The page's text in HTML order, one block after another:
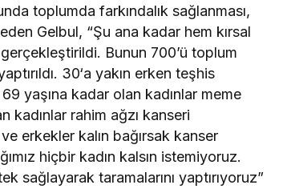
toplumda farkındalık sağlanması,
Gelbul, “Şu ana kadar hem kırsal
Bunun 700’ü toplum
30‘a yakın erken teşhis
yaşına kadar olan kadınlar meme
kadınlar rahim ağzı kanseri
erkekler kalın bağırsak kanser
hiçbir kadın kalsın istemiyoruz.
sağlayarak taramalarını yaptırıyoruz”